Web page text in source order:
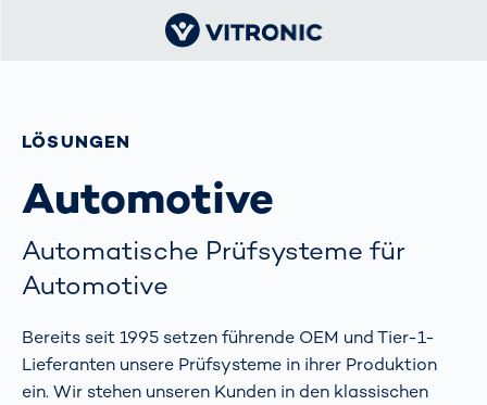
LÖSUNGEN
Automotive
Automatische Prüfsysteme für
Automotive
Bereits seit 1995 setzen führende OEM und Tier-1-
Lieferanten unsere Prüfsysteme in ihrer Produktion
ein. Wir stehen unseren Kunden in den klassischen